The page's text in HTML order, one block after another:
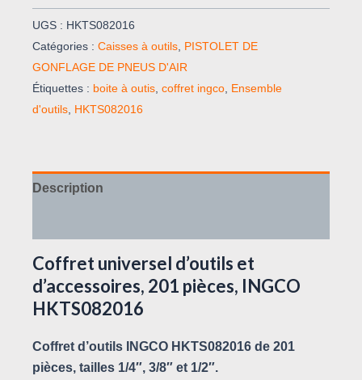
UGS : HKTS082016
Catégories : Caisses à outils, PISTOLET DE
GONFLAGE DE PNEUS D'AIR
Étiquettes : boite à outis, coffret ingco, Ensemble
d'outils, HKTS082016
Description
Coffret universel d’outils et
d’accessoires, 201 pièces, INGCO
HKTS082016
Coffret d’outils INGCO HKTS082016 de 201
pièces, tailles 1/4″, 3/8″ et 1/2″.